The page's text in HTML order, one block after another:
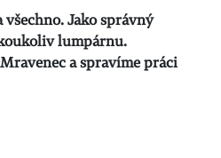
Jako správný
lumpárnu.
a spravíme práci